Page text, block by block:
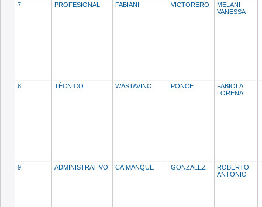
7 PROFESIONAL FABIANI VICTORERO
MELANI
VANESSA
8 TÉCNICO WASTAVINO PONCE
FABIOLA
LORENA
9 ADMINISTRATIVO CAIMANQUE GONZALEZ
ROBERTO
ANTONIO